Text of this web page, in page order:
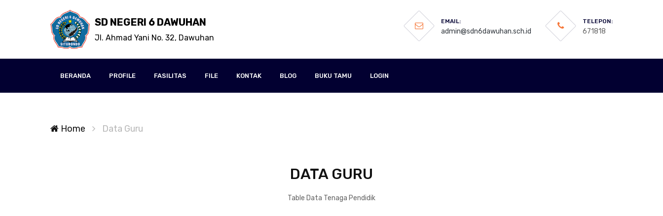
SD NEGERI 6 DAWUHAN
Jl. Ahmad Yani No. 32, Dawuhan
EMAIL:
admin@sdn6dawuhan.sch.id
TELEPON:
671818
BERANDA PROFILE FASILITAS FILE KONTAK BLOG BUKU TAMU LOGIN
Home Data Guru
DATA GURU
Table Data Tenaga Pendidik